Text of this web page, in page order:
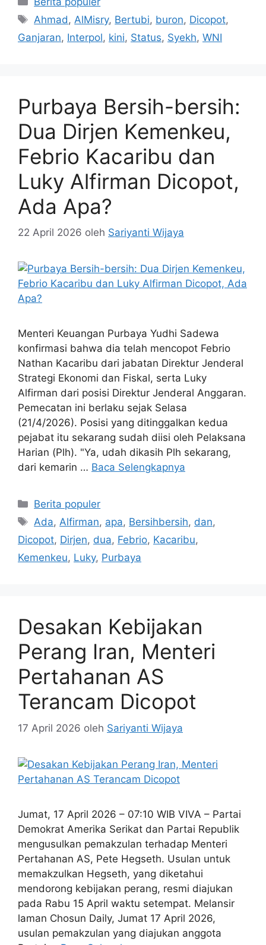
Tag
Ahmad , AlMisry, Bertubi, buron, Dicopot,
Ganjaran, Interpol, kini, Status, Syekh, WNI
Purbaya Bersih-bersih:
Dua Dirjen Kemenkeu,
Febrio Kacaribu dan
Luky Alfirman Dicopot,
Ada Apa?
22 April 2026 oleh Sariyanti Wijaya
Menteri Keuangan Purbaya Yudhi Sadewa
konfirmasi bahwa dia telah mencopot Febrio
Nathan Kacaribu dari jabatan Direktur Jenderal
Strategi Ekonomi dan Fiskal, serta Luky
Alfirman dari posisi Direktur Jenderal Anggaran.
Pemecatan ini berlaku sejak Selasa
(21/4/2026). Posisi yang ditinggalkan kedua
pejabat itu sekarang sudah diisi oleh Pelaksana
Harian (Plh). "Ya, udah dikasih Plh sekarang,
dari kemarin … Baca Selengkapnya
Kategori
Berita populer
Tag
Ada,Alfirman, apa, Bersihbersih, dan,
Dicopot, Dirjen, dua, Febrio, Kacaribu,
Kemenkeu, Luky, Purbaya
Desakan Kebijakan
Perang Iran, Menteri
Pertahanan AS
Terancam Dicopot
17 April 2026 oleh Sariyanti Wijaya
Jumat, 17 April 2026 – 07:10 WIB VIVA – Partai
Demokrat Amerika Serikat dan Partai Republik
mengusulkan pemakzulan terhadap Menteri
Pertahanan AS, Pete Hegseth. Usulan untuk
memakzulkan Hegseth, yang diketahui
mendorong kebijakan perang, resmi diajukan
pada Rabu 15 April waktu setempat. Melansir
laman Chosun Daily, Jumat 17 April 2026,
usulan pemakzulan yang diajukan anggota